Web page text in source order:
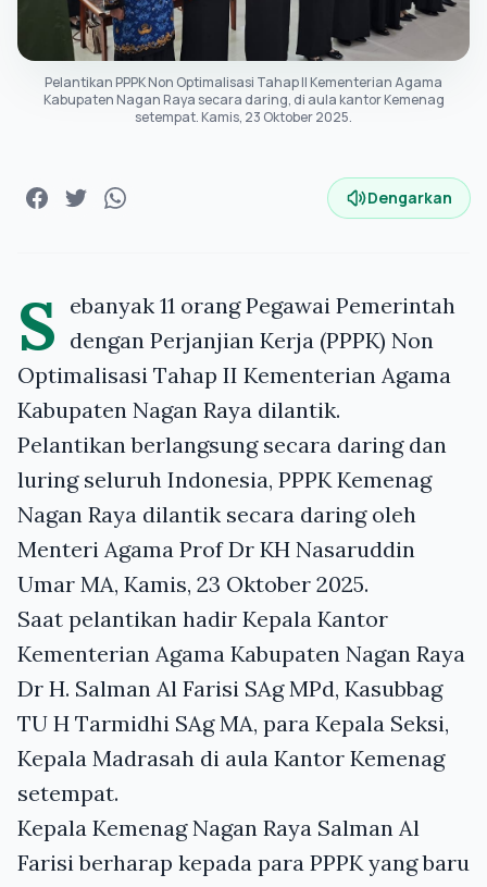
Pelantikan PPPK Non Optimalisasi Tahap II Kementerian Agama
Kabupaten Nagan Raya secara daring, di aula kantor Kemenag
setempat. Kamis, 23 Oktober 2025.
Dengarkan
S ebanyak 11 orang Pegawai Pemerintah
dengan Perjanjian Kerja (PPPK) Non
Optimalisasi Tahap II Kementerian Agama
Kabupaten Nagan Raya dilantik.
Pelantikan berlangsung secara daring dan
luring seluruh Indonesia, PPPK Kemenag
Nagan Raya dilantik secara daring oleh
Menteri Agama Prof Dr KH Nasaruddin
Umar MA, Kamis, 23 Oktober 2025.
Saat pelantikan hadir Kepala Kantor
Kementerian Agama Kabupaten Nagan Raya
Dr H. Salman Al Farisi SAg MPd, Kasubbag
TU H Tarmidhi SAg MA, para Kepala Seksi,
Kepala Madrasah di aula Kantor Kemenag
setempat.
Kepala Kemenag Nagan Raya Salman Al
Farisi berharap kepada para PPPK yang baru